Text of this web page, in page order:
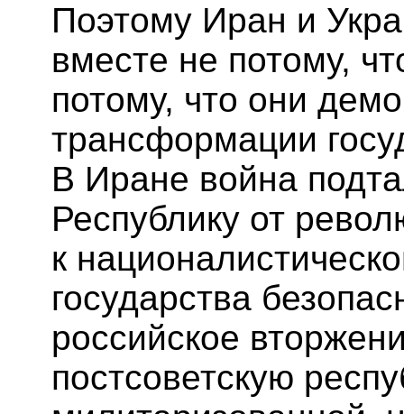
Поэтому Иран и
вместе не потому,
потому, что они
трансформации
В Иране война
Республику от
к
государства
российское
постсоветскую